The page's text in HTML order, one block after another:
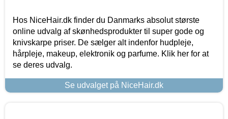
Hos NiceHair.dk finder du Danmarks absolut største
online udvalg af skønhedsprodukter til super gode og
knivskarpe priser. De sælger alt indenfor hudpleje,
hårpleje, makeup, elektronik og parfume. Klik her for at
se deres udvalg.
Se udvalget på NiceHair.dk